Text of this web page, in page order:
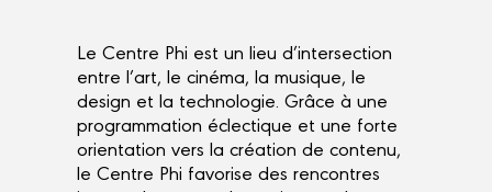
Le Centre Phi est un lieu d’intersection
entre l’art, le cinéma, la musique, le
design et la technologie. Grâce à une
programmation éclectique et une forte
orientation vers la création de contenu,
le Centre Phi favorise des rencontres